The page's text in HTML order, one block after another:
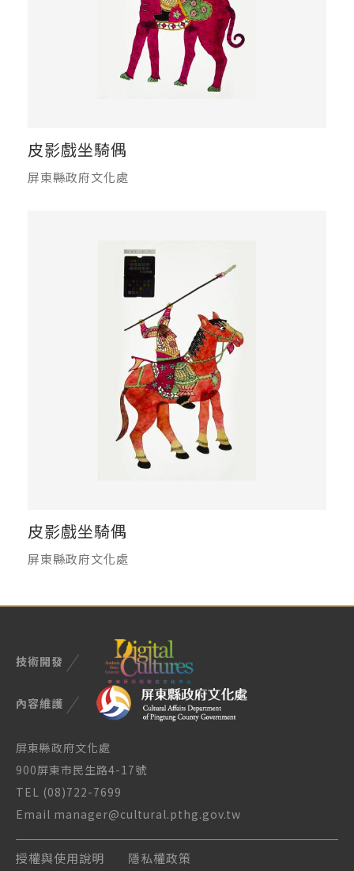
皮影戲坐騎偶
屏東縣政府文化處
皮影戲坐騎偶
屏東縣政府文化處
技術開發
內容維護
屏東縣政府文化處
900屏東市民生路4-17號
TEL (08)722-7699
Email manager@cultural.pthg.gov.tw
授權與使用說明 隱私權政策